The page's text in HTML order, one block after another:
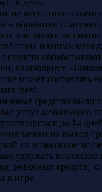
не несет
в обработке
как заявка на
нашими
средств
являющиеся
может составлять
дней.
средства были
услуг мобильного
до 14
заявки на вывод
на возможное
удержать комиссию
денежных средств,
в игре.